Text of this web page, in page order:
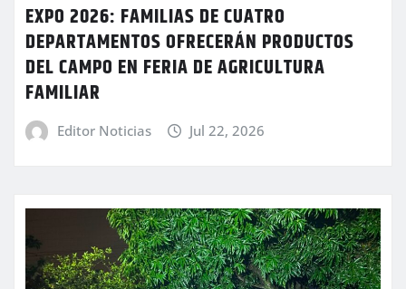
EXPO 2026: FAMILIAS DE CUATRO
DEPARTAMENTOS OFRECERÁN PRODUCTOS
DEL CAMPO EN FERIA DE AGRICULTURA
FAMILIAR
Editor Noticias Jul 22, 2026